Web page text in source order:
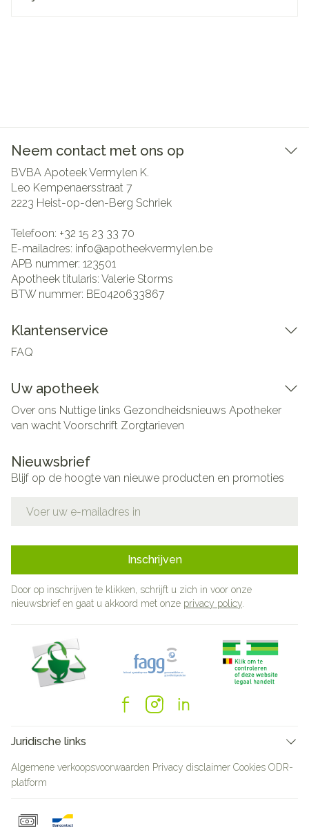
Neem contact met ons op
BVBA Apoteek Vermylen K.
Leo Kempenaersstraat 7
2223 Heist-op-den-Berg Schriek
Telefoon: +32 15 23 33 70
E-mailadres: info@apotheekvermylen.be
APB nummer: 123501
Apotheek titularis: Valerie Storms
BTW nummer: BE0420633867
Klantenservice
FAQ
Uw apotheek
Over ons Nuttige links Gezondheidsnieuws Apotheker
van wachtVoorschrift Zorgtarieven
Nieuwsbrief
Blijf op de hoogte van nieuwe producten en promoties
Inschrijven
Door op inschrijven te klikken, schrijft u zich in voor onze
nieuwsbrief en gaat u akkoord met onze privacy policy
Juridische links
Algemene verkoopsvoorwaarden Privacy disclaimer Cookies ODR-
platform